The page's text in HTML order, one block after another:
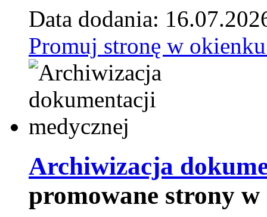
Data dodania:
Promuj stronę w
Archiwizacja
promowane strony